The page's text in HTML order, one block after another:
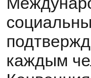
каждым